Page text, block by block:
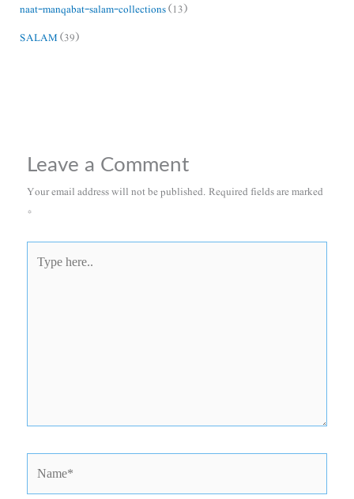
naat-manqabat-salam-collections(13)
SALAM(39)
Leave a Comment
Your email address will not be published.Required fields are marked
*
here..